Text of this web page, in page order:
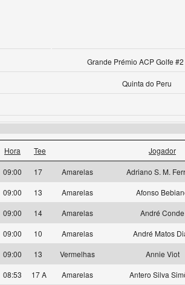
Grande Prémio ACP Golfe
Quinta do Peru
Hora Tee Jogador
09:00 17 Amarelas
Adriano S. M.
09:00
13 Amarelas
Afonso
09:00
14 Amarelas
André Conde
09:00
10 Amarelas
André Matos
09:00
13 Vermelhas
Annie Viot
08:53
17 A Amarelas
Antero Silva